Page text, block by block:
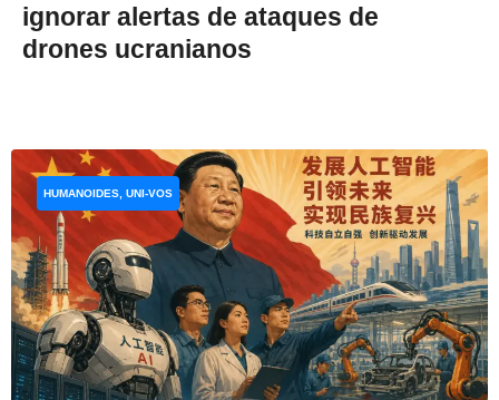
ignorar alertas de ataques de
drones ucranianos
HUMANOIDES, UNI-VOS